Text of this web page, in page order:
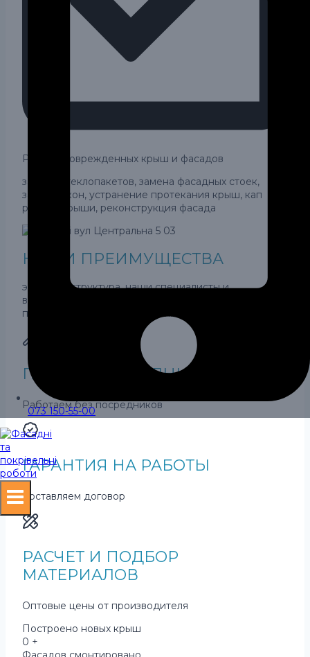
073 150-55-00
Ремонт поврежденных крыш и фасадов
замена стеклопакетов, замена фасадных стоек,
замена окон, устранение протекания крыш, кап
ремонт крыши, реконструкция фасада
НАШИ ПРЕИМУЩЕСТВА
это наша структура, наши специалисты и
возможности. Компания имеет свои
производственные и складские помещения.
ПРЯМЫЕ ИСПОЛНИТЕЛИ
Работаем без посредников
ГАРАНТИЯ НА РАБОТЫ
Составляем договор
РАСЧЕТ И ПОДБОР
МАТЕРИАЛОВ
Оптовые цены от производителя
Построено новых крыш
0 +